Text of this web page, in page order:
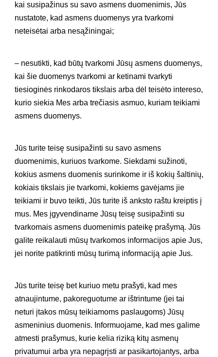
kai susipažinus su savo asmens duomenimis, Jūs
nustatote, kad asmens duomenys yra tvarkomi
neteisėtai arba nesąžiningai;
– nesutikti, kad būtų tvarkomi Jūsų asmens duomenys,
kai šie duomenys tvarkomi ar ketinami tvarkyti
tiesioginės rinkodaros tikslais arba dėl teisėto intereso,
kurio siekia Mes arba trečiasis asmuo, kuriam teikiami
asmens duomenys.
Jūs turite teisę susipažinti su savo asmens
duomenimis, kuriuos tvarkome. Siekdami sužinoti,
kokius asmens duomenis surinkome ir iš kokių šaltinių,
kokiais tikslais jie tvarkomi, kokiems gavėjams jie
teikiami ir buvo teikti, Jūs turite iš anksto raštu kreiptis į
mus. Mes įgyvendiname Jūsų teisę susipažinti su
tvarkomais asmens duomenimis pateikę prašymą. Jūs
galite reikalauti mūsų tvarkomos informacijos apie Jus,
jei norite patikrinti mūsų turimą informaciją apie Jus.
Jūs turite teisę bet kuriuo metu prašyti, kad mes
atnaujintume, pakoreguotume ar ištrintume (jei tai
neturi įtakos mūsų teikiamoms paslaugoms) Jūsų
asmeninius duomenis. Informuojame, kad mes galime
atmesti prašymus, kurie kelia riziką kitų asmenų
privatumui arba yra nepagrįsti ar pasikartojantys, arba